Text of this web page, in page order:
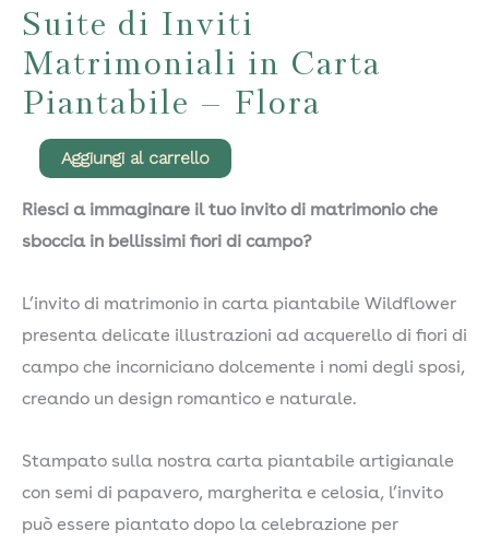
Suite di Inviti
Matrimoniali in Carta
Piantabile – Flora
Suite
Inviti
Matrimoniali
Carta
Piantabile
–
Flora
Aggiungi al carrello
Riesci a immaginare il tuo invito di matrimonio che
sboccia in bellissimi fiori di campo?
L’invito di matrimonio in carta piantabile Wildflower
presenta delicate illustrazioni ad acquerello di fiori di
campo che incorniciano dolcemente i nomi degli sposi,
creando un design romantico e naturale.
Stampato sulla nostra carta piantabile artigianale
con semi di papavero, margherita e celosia, l’invito
può essere piantato dopo la celebrazione per